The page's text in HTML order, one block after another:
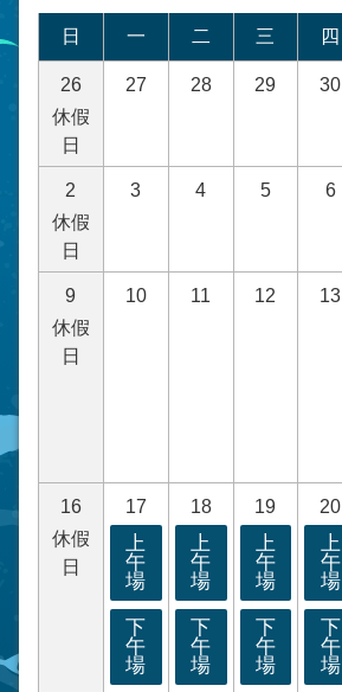
日 一 二 三 四
26
休假
日
27 28 29 30
2
休假
日
3 4 5 6
9
休假
日
10 11 12 13
16
休假
日
17
上
午
場
下
午
場
18
上
午
場
下
午
場
19
上
午
場
下
午
場
20
上
午
場
下
午
場